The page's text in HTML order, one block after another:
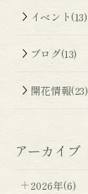
イベント(13)
ブログ(13)
開花情報(23)
アーカイブ
2026年(6)